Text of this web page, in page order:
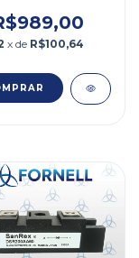
x de R$100,64